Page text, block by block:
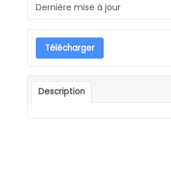
Dernière mise à jour
Télécharger
Description